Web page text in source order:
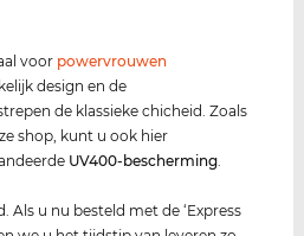
voor powervrouwen
design en de
de klassieke chicheid. Zoals
shop, kunt u ook hier
UV400-bescherming
Als u nu besteld met de ‘Express